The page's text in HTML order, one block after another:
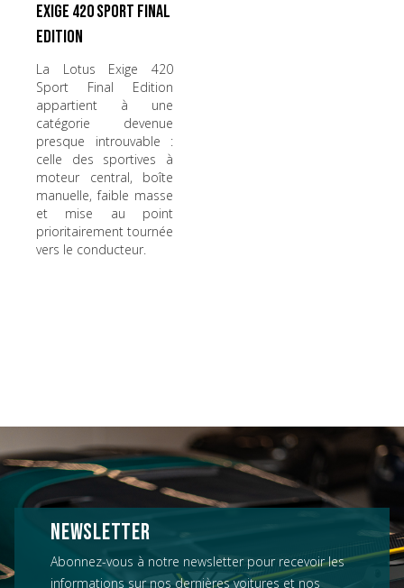
Exige 420 Sport Final
Edition
La Lotus Exige 420
Sport Final Edition
appartient à une
catégorie devenue
presque introuvable :
celle des sportives à
moteur central, boîte
manuelle, faible masse
et mise au point
prioritairement tournée
vers le conducteur.
NEWSLETTER
Abonnez-vous à notre newsletter pour recevoir les
informations sur nos dernières voitures et nos